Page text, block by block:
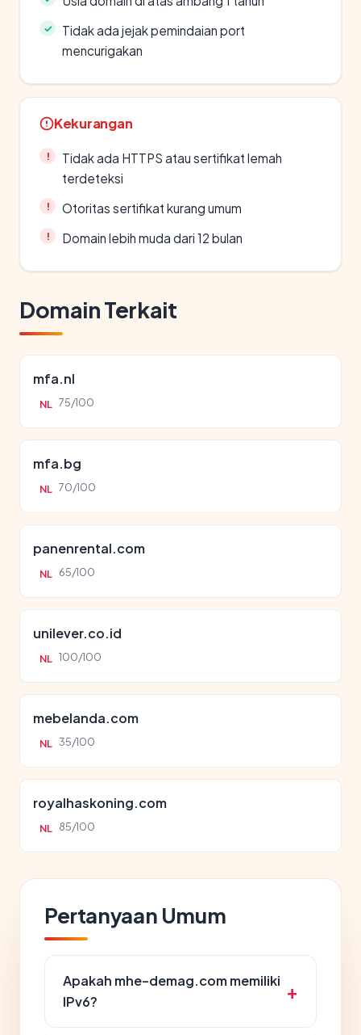
Tidak ada jejak pemindaian port
mencurigakan
Kekurangan
Tidak ada HTTPS atau sertifikat lemah
terdeteksi
Otoritas sertifikat kurang umum
Domain lebih muda dari 12 bulan
Domain Terkait
mfa.nl
NL 75/100
mfa.bg
NL 70/100
panenrental.com
NL 65/100
unilever.co.id
NL 100/100
mebelanda.com
NL 35/100
royalhaskoning.com
NL 85/100
Pertanyaan Umum
Apakah mhe-demag.com memiliki
IPv6?